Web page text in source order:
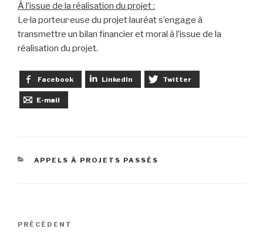
À l’issue de la réalisation du projet :
Le·la porteur·euse du projet lauréat s’engage à
transmettre un bilan financier et moral à l’issue de la
réalisation du projet.
Facebook LinkedIn Twitter
E-mail
CATÉGORIES
APPELS À PROJETS PASSÉS
Navigation
Article
PRÉCÉDENT